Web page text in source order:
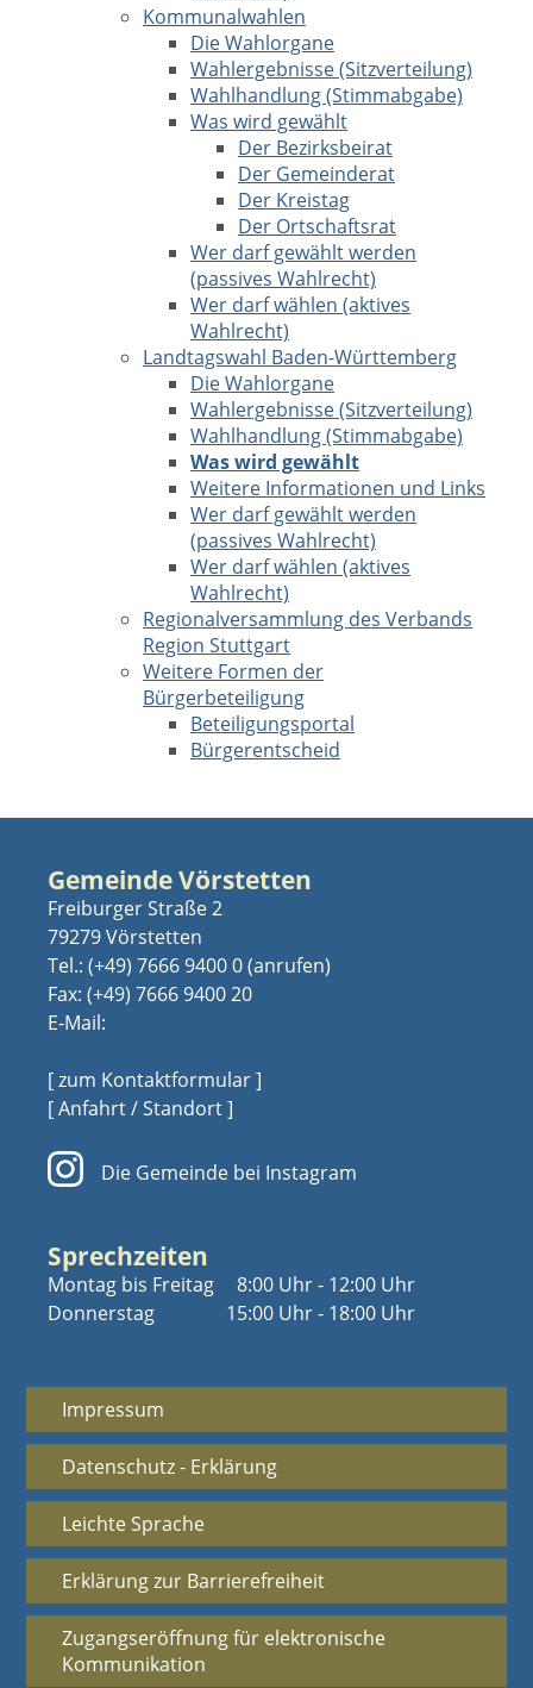
Kommunalwahlen
Die Wahlorgane
Wahlergebnisse (Sitzverteilung)
Wahlhandlung (Stimmabgabe)
Was wird gewählt
Der Bezirksbeirat
Der Gemeinderat
Der Kreistag
Der Ortschaftsrat
Wer darf gewählt werden
(passives Wahlrecht)
Wer darf wählen (aktives
Wahlrecht)
Landtagswahl Baden-Württemberg
Die Wahlorgane
Wahlergebnisse (Sitzverteilung)
Wahlhandlung (Stimmabgabe)
Was wird gewählt
Weitere Informationen und Links
Wer darf gewählt werden
(passives Wahlrecht)
Wer darf wählen (aktives
Wahlrecht)
Regionalversammlung des Verbands
Region Stuttgart
Weitere Formen der
Bürgerbeteiligung
Beteiligungsportal
Bürgerentscheid
Gemeinde Vörstetten
Freiburger Straße 2
79279 Vörstetten
Tel.: (+49) 7666 9400 0
Fax: (+49) 7666 9400 20
E-Mail:
[ zum Kontaktformular ]
[ Anfahrt / Standort ]
Die Gemeinde bei Instagram
Sprechzeiten
Montag bis Freitag
Donnerstag
8:00 Uhr - 12:00 Uhr
15:00 Uhr - 18:00 Uhr
Impressum
Datenschutz - Erklärung
Leichte Sprache
Erklärung zur Barrierefreiheit
Zugangseröffnung für elektronische
Kommunikation